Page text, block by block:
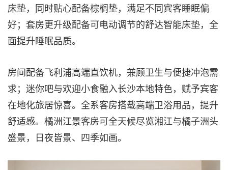
床垫，同时贴心配备棕榈垫，满足不同宾客睡眠偏
好；套房更升级配备可电动调节的舒达智能床垫，全
面提升睡眠品质。
房间配备飞利浦高端直饮机，兼顾卫生与便捷冲泡需
求；迷你吧与欢迎小食融入长沙本地特色，赋予宾客
在地化旅居惊喜。全系客房搭载高端卫浴用品，提升
舒适感。橘洲江景客房可全天候尽览湘江与橘子洲头
盛景，日夜皆景、四季如画。